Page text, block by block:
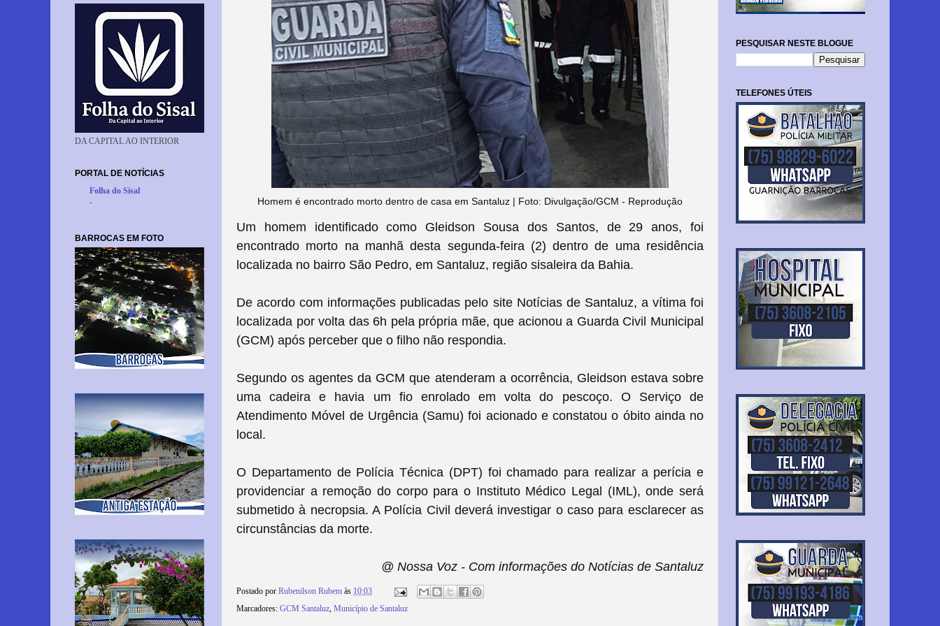
Homem é encontrado morto dentro de casa em Santaluz | Foto: Divulgação/GCM - Reprodução
Um homem identificado como Gleidson Sousa dos Santos, de 29 anos, foi
encontrado morto na manhã desta segunda-feira (2) dentro de uma residência
localizada no bairro São Pedro, em Santaluz, região sisaleira da Bahia.
De acordo com informações publicadas pelo site Notícias de Santaluz, a vítima foi
localizada por volta das 6h pela própria mãe, que acionou a Guarda Civil Municipal
(GCM) após perceber que o filho não respondia.
Segundo os agentes da GCM que atenderam a ocorrência, Gleidson estava sobre
uma cadeira e havia um fio enrolado em volta do pescoço. O Serviço de
Atendimento Móvel de Urgência (Samu) foi acionado e constatou o óbito ainda no
local.
O Departamento de Polícia Técnica (DPT) foi chamado para realizar a perícia e
providenciar a remoção do corpo para o Instituto Médico Legal (IML), onde será
submetido à necropsia. A Polícia Civil deverá investigar o caso para esclarecer as
circunstâncias da morte.
@ Nossa Voz - Com informações do Notícias de Santaluz
Postado por Rubenilson Rubem às 10:03
Marcadores: GCM Santaluz, Município de Santaluz
DA CAPITAL AO INTERIOR
PORTAL DE NOTÍCIAS
Folha do Sisal
-
BARROCAS EM FOTO
PESQUISAR NESTE BLOGUE
TELEFONES ÚTEIS